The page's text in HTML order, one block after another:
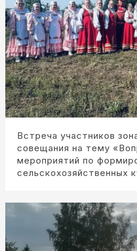
Встреча участников
совещания на тему
мероприятий по
сельскохозяйственных